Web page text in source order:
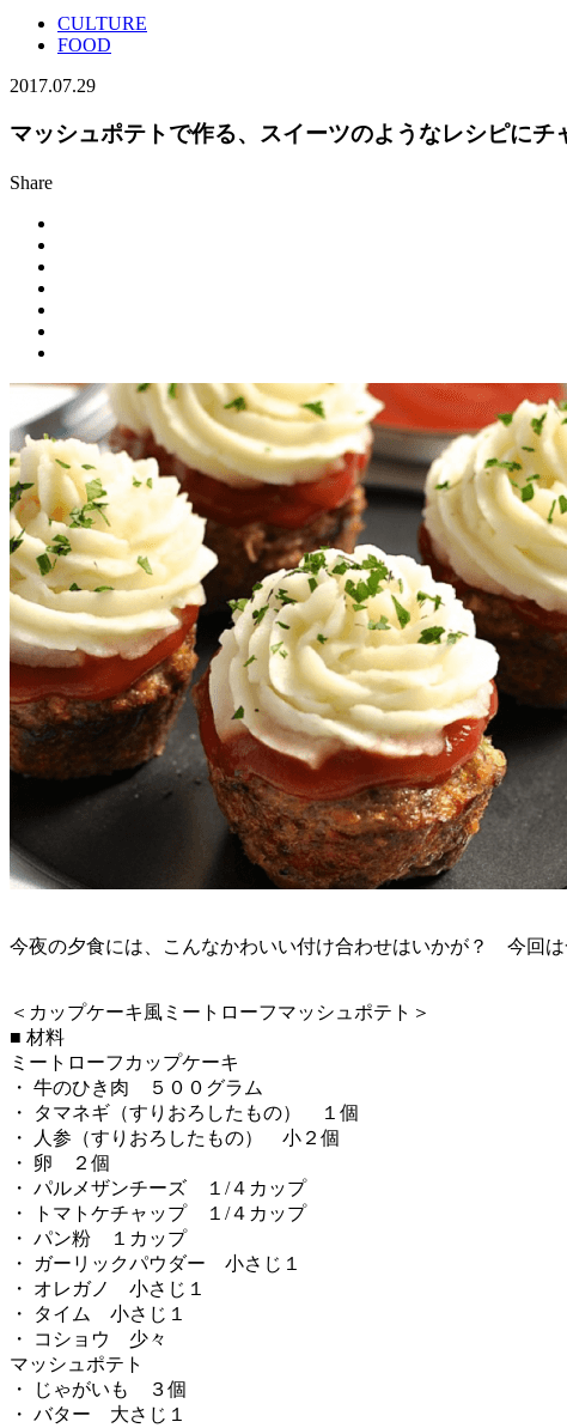
CULTURE
FOOD
2017.07.29
マッシュポテトで作る、スイーツのようなレシピにチ
Share
今夜の夕食には、こんなかわいい付け合わせはいかが？ 今回
＜カップケーキ風ミートローフマッシュポテト＞
■ 材料
ミートローフカップケーキ
・ 牛のひき肉 ５００グラム
・ タマネギ（すりおろしたもの） １個
・ 人参（すりおろしたもの） 小２個
・ 卵 ２個
・ パルメザンチーズ １/４カップ
・ トマトケチャップ １/４カップ
・ パン粉 １カップ
・ ガーリックパウダー 小さじ１
・ オレガノ 小さじ１
・ タイム 小さじ１
・ コショウ 少々
マッシュポテト
・ じゃがいも ３個
・ バター 大さじ１